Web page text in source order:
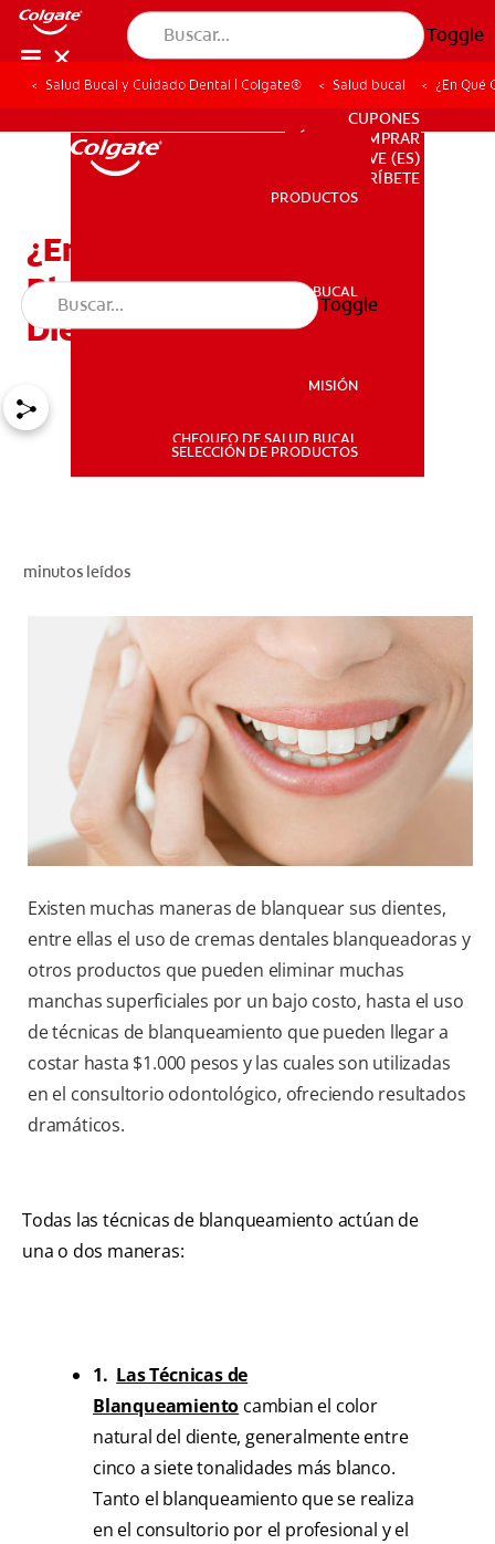
Toggle
PRODUCTOS
SALUD BUCAL
PARA PROFESIONALES
CUPONES
DÓNDE COMPRAR
PARA PROFESIONALES
CUPONES
DÓNDE COMPRAR
VE (ES)
SUSCRÍBETE
PRODUCTOS
SALUD BUCAL
MISIÓN
CHEQUEO DE SALUD BUCAL
SELECCIÓN DE PRODUCTOS
Toggle
Salud Bucal y Cuidado Dental | Colgate® Salud bucal ¿En Qué
¿En Qué Consiste El
Blanqueamiento De Los
Dientes?
minutos leídos
Existen muchas maneras de blanquear sus dientes,
entre ellas el uso de cremas dentales blanqueadoras y
otros productos que pueden eliminar muchas
manchas superficiales por un bajo costo, hasta el uso
de técnicas de blanqueamiento que pueden llegar a
costar hasta $1.000 pesos y las cuales son utilizadas
en el consultorio odontológico, ofreciendo resultados
dramáticos.
Todas las técnicas de blanqueamiento actúan de
una o dos maneras:
1. Las Técnicas de
Blanqueamiento cambian el color
natural del diente, generalmente entre
cinco a siete tonalidades más blanco.
Tanto el blanqueamiento que se realiza
en el consultorio por el profesional y el